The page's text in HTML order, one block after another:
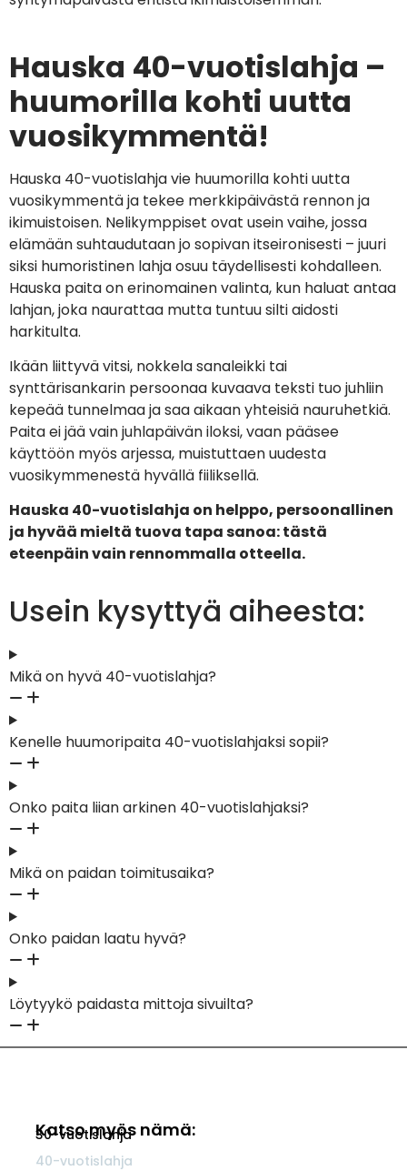
Hauska 40-vuotislahja –
huumorilla kohti uutta
vuosikymmentä!
Hauska 40-vuotislahja vie huumorilla kohti uutta
vuosikymmentä ja tekee merkkipäivästä rennon ja
ikimuistoisen. Nelikymppiset ovat usein vaihe, jossa
elämään suhtaudutaan jo sopivan itseironisesti – juuri
siksi humoristinen lahja osuu täydellisesti kohdalleen.
Hauska paita on erinomainen valinta, kun haluat antaa
lahjan, joka naurattaa mutta tuntuu silti aidosti
harkitulta.
Ikään liittyvä vitsi, nokkela sanaleikki tai
synttärisankarin persoonaa kuvaava teksti tuo juhliin
kepeää tunnelmaa ja saa aikaan yhteisiä nauruhetkiä.
Paita ei jää vain juhlapäivän iloksi, vaan pääsee
käyttöön myös arjessa, muistuttaen uudesta
vuosikymmenestä hyvällä fiiliksellä.
Hauska 40-vuotislahja on helppo, persoonallinen
ja hyvää mieltä tuova tapa sanoa: tästä
eteenpäin vain rennommalla otteella.
Usein kysyttyä aiheesta:
Mikä on hyvä 40-vuotislahja?
Kenelle huumoripaita 40-vuotislahjaksi sopii?
Onko paita liian arkinen 40-vuotislahjaksi?
Mikä on paidan toimitusaika?
Onko paidan laatu hyvä?
Löytyykö paidasta mittoja sivuilta?
Katso myös nämä:
30-vuotislahja
40-vuotislahja